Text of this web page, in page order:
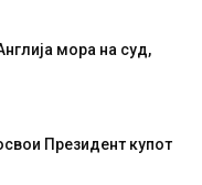
мора на суд,
Президент купот